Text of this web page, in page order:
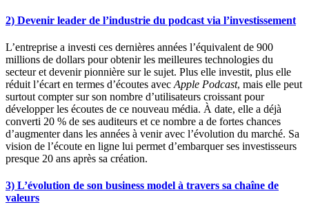
2) Devenir leader de l’industrie du podcast via l’investissement
L’entreprise a investi ces dernières années l’équivalent de 900
millions de dollars pour obtenir les meilleures technologies du
secteur et devenir pionnière sur le sujet. Plus elle investit, plus elle
réduit l’écart en termes d’écoutes avec Apple Podcast, mais elle peut
surtout compter sur son nombre d’utilisateurs croissant pour
développer les écoutes de ce nouveau média. À date, elle a déjà
converti 20 % de ses auditeurs et ce nombre a de fortes chances
d’augmenter dans les années à venir avec l’évolution du marché. Sa
vision de l’écoute en ligne lui permet d’embarquer ses investisseurs
presque 20 ans après sa création.
3) L’évolution de son business model à travers sa chaîne de
valeurs